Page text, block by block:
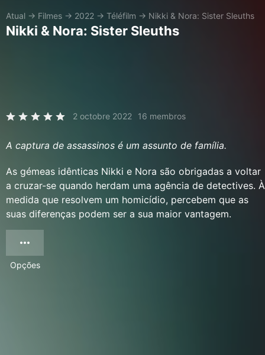
Atual → Filmes → 2022 → Téléfilm → Nikki & Nora: Sister Sleuths
Nikki & Nora: Sister Sleuths
2 octobre 2022 16 membros
A captura de assassinos é um assunto de família.
As gémeas idênticas Nikki e Nora são obrigadas a voltar
a cruzar-se quando herdam uma agência de detectives. À
medida que resolvem um homicídio, percebem que as
suas diferenças podem ser a sua maior vantagem.
Opções